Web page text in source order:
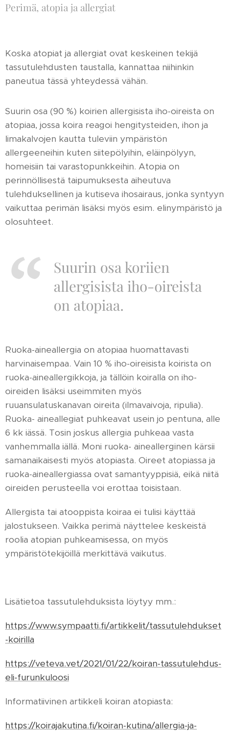
Perimä, atopia ja allergiat
Koska atopiat ja allergiat ovat keskeinen tekijä
tassutulehdusten taustalla, kannattaa niihinkin
paneutua tässä yhteydessä vähän.
Suurin osa (90 %) koirien allergisista iho-oireista on
atopiaa, jossa koira reagoi hengitysteiden, ihon ja
limakalvojen kautta tuleviin ympäristön
allergeeneihin kuten siitepölyihin, eläinpölyyn,
homeisiin tai varastopunkkeihin. Atopia on
perinnöllisestä taipumuksesta aiheutuva
tulehduksellinen ja kutiseva ihosairaus, jonka syntyyn
vaikuttaa perimän lisäksi myös esim. elinympäristö ja
olosuhteet.
Suurin osa koriien
allergisista iho-oireista
on atopiaa.
Ruoka-aineallergia on atopiaa huomattavasti
harvinaisempaa. Vain 10 % iho-oireisista koirista on
ruoka-aineallergikkoja, ja tällöin koiralla on iho-
oireiden lisäksi useimmiten myös
ruuansulatuskanavan oireita (ilmavaivoja, ripulia).
Ruoka- aineallegiat puhkeavat usein jo pentuna, alle
6 kk iässä. Tosin joskus allergia puhkeaa vasta
vanhemmalla iällä. Moni ruoka- aineallerginen kärsii
samanaikaisesti myös atopiasta. Oireet atopiassa ja
ruoka-aineallergiassa ovat samantyyppisiä, eikä niitä
oireiden perusteella voi erottaa toisistaan.
Allergista tai atooppista koiraa ei tulisi käyttää
jalostukseen. Vaikka perimä näyttelee keskeistä
roolia atopian puhkeamisessa, on myös
ympäristötekijöillä merkittävä vaikutus.
Lisätietoa tassutulehduksista löytyy mm.:
https://www.sympaatti.fi/artikkelit/tassutulehdukset
-koirilla
https://veteva.vet/2021/01/22/koiran-tassutulehdus-
eli-furunkuloosi
Informatiivinen artikkeli koiran atopiasta:
https://koirajakutina.fi/koiran-kutina/allergia-ja-